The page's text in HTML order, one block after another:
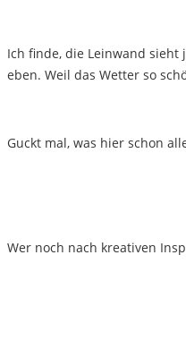
Ich finde, die Leinwand sieht
eben. Weil das Wetter so
Guckt mal, was hier schon
Wer noch nach kreativen